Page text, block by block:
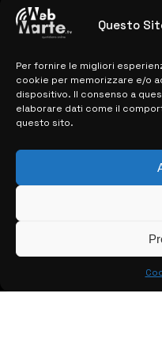
Questo
Per fornire le migliori
cookie per memorizzare e/o
dispositivo. Il consenso a
elaborare dati come il
questo sito.
MAPPA DEL SITO
> NOTIZIE